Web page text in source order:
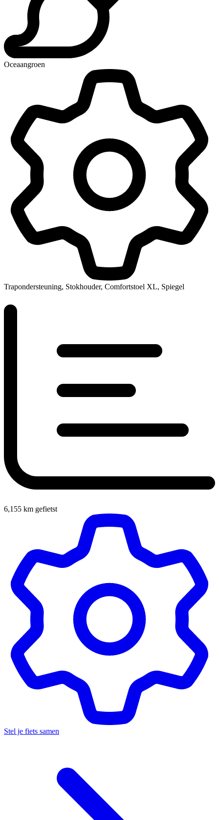
Oceaangroen
Trapondersteuning, Stokhouder, Comfortstoel XL, Spiegel
6,155 km gefietst
Stel je fiets samen